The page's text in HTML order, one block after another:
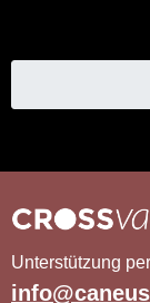
Unterstützung